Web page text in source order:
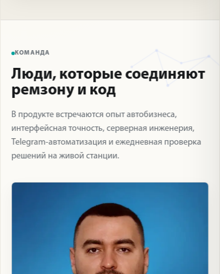
КОМАНДА
Люди, которые соединяют
ремзону и код
В продукте встречаются опыт автобизнеса,
интерфейсная точность, серверная инженерия,
Telegram-автоматизация и ежедневная проверка
решений на живой станции.